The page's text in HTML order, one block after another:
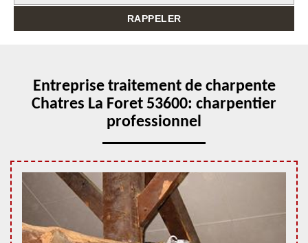
Entreprise traitement de charpente
Chatres La Foret 53600: charpentier
professionnel